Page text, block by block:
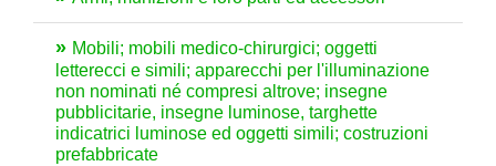
Mobili; mobili medico-chirurgici; oggetti
letterecci e simili; apparecchi per l'illuminazione
non nominati né compresi altrove; insegne
pubblicitarie, insegne luminose, targhette
indicatrici luminose ed oggetti simili; costruzioni
prefabbricate